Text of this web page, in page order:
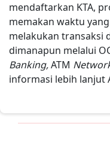
mendaftarkan KTA,
memakan waktu
melakukan transaksi
dimanapun melalui
Banking,ATM
informasi lebih lanjut